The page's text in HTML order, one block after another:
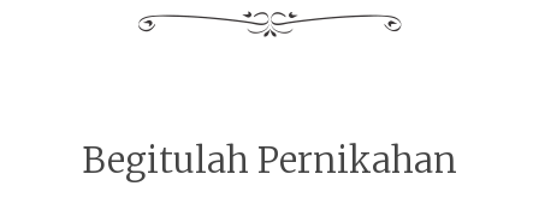
Begitulah Pernikahan